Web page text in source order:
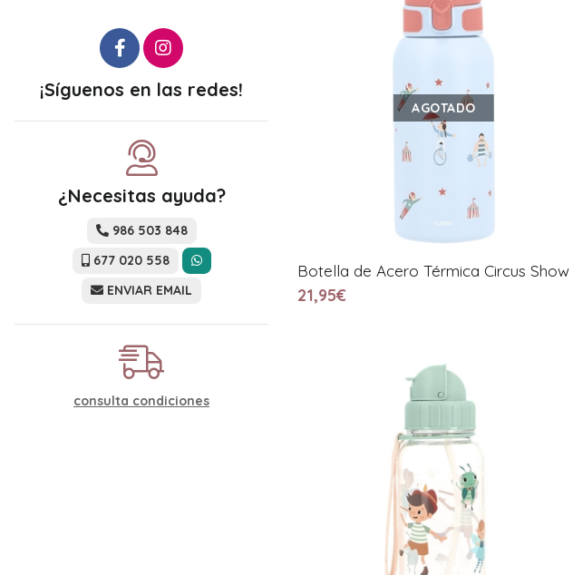
AGOTADO
Botella de Acero Térmica Circus Show
21,95€
¡Síguenos en las redes!
¿Necesitas ayuda?
986 503 848
677 020 558
ENVIAR EMAIL
consulta condiciones